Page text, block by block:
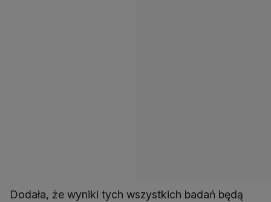
Dodała, że wyniki tych wszystkich badań będą